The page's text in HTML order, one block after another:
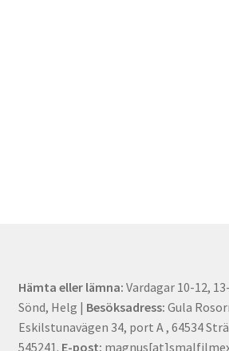
Hämta eller lämna: Vardagar 10-12,
Sönd, Helg | Besöksadress: Gula
Eskilstunavägen 34, port A , 64534
545241. E-post: